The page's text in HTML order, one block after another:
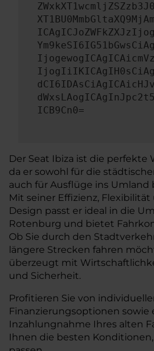
ICB9Cn0=
Der Seat Ibiza ist die perfekte
da er sowohl für die
auch für Ausflüge ins Umland
Mit seiner Effizienz,
Design passt er ideal in die
Rotenburg und bietet
Ob Sie durch den
längere Strecken fahren
überzeugt mit
und Sicherheit.
Profitieren Sie von
Finanzierungsoptionen sowie
Inzahlungnahme Ihres alten
Ihnen die besten